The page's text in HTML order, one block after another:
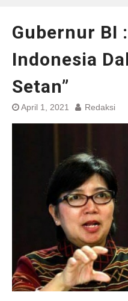
Gubernur BI
Indonesia
Setan”
April 1, 2021 Redaksi